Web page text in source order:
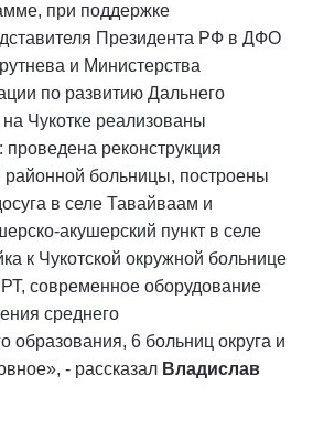
при поддержке
Президента РФ в ДФО
и Министерства
по развитию Дальнего
на Чукотке реализованы
реконструкция
районной больницы, построены
в селе Тавайваам и
акушерский пункт в селе
к Чукотской окружной больнице
современное оборудование
среднего
образования, 6 больниц округа и
- рассказал Владислав